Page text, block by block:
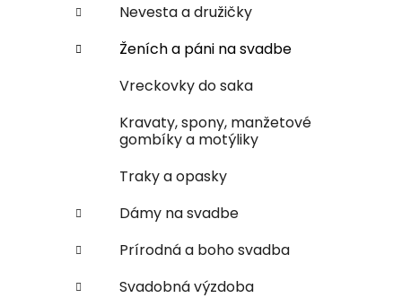
Nevesta a družičky
Ženích a páni na svadbe
Vreckovky do saka
Kravaty, spony, manžetové
gombíky a motýliky
Traky a opasky
Dámy na svadbe
Prírodná a boho svadba
Svadobná výzdoba